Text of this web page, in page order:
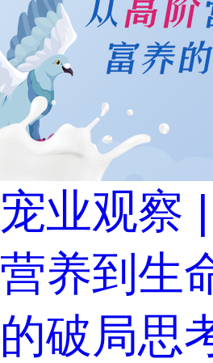
宠业观察
营养到生
的破局思